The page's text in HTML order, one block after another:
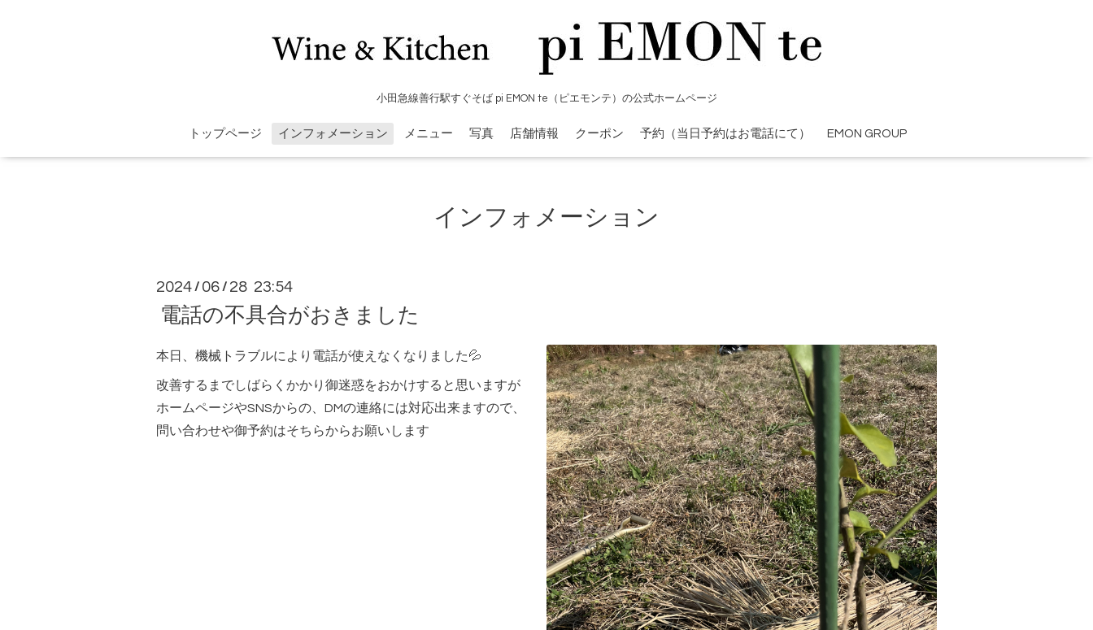
小田急線善行駅すぐそば pi EMON te（ピエモンテ）の公式ホームページ
トップページ インフォメーション メニュー 写真 店舗情報 クーポン 予約（当日予約はお電話にて） EMON GROUP
インフォメーション
2024 / 06 / 28 23:54
電話の不具合がおきました
本日、機械トラブルにより電話が使えなくなりました💦
改善するまでしばらくかかり御迷惑をおかけすると思いますが
ホームページやSNSからの、DMの連絡には対応出来ますので、
問い合わせや御予約はそちらからお願いします